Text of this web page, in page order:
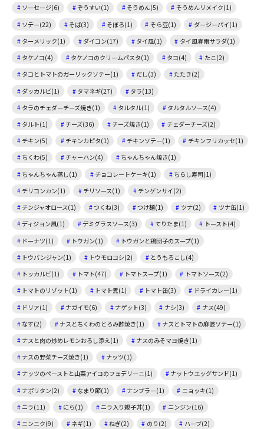
ソーセージ(6) ぞうすい(1) そうめん(5)
そうめんリメイク(1)
ソテー(22)
そば(3) そぼろ(1) そら豆(1)
ダージーパイ(1)
ターメリック(1)
ダイコン(17) タイ風(1)
タイ風春雨サラダ(1)
タケノコ(4)
タケノコのクリームパスタ(1) タコ(4)
たこ(2)
タコとトマトのガーリックソテー(1)
だし(3)
たたき(2)
ダッカルビ(1)
タマネギ(27)
タラ(13)
タラのチェダーチーズ焼き(1)
タルタル(1)
タルタルソース(4)
タルト(1)
チーズ(36) チーズ焼き(1)
チェダーチーズ(2)
チキン(5)
チキンカピタ(1) チキンソテー(1)
チキンフリカッセ(1)
ちくわ(5)
チャーハン(4)
ちゃんちゃん焼き(1)
ちゃんちゃん蒸し(1)
チョコレートケーキ(1)
ちらし寿司(1)
チリコンカン(1)
チリソース(1)
チンゲンサイ(2)
チンジャオロース(1)
つくね(3) つけ麺(1) ツナ(2)
ツナ缶(1)
ディジョン風(1)
デミグラスソース(3) てりたま(1)
トースト(4)
ドーナツ(1)
トウガン(1)
トウガンと鶏団子のスープ(1)
トウバンジャン(1)
トウモロコシ(2)
とうもろこし(4)
トッカルビ(1)
トマト(47) トマトスープ(1)
トマトソース(2)
トマトのリゾット(1)
トマト煮(1) トマト缶(3)
ドライカレー(1)
ドリア(1)
ナガイモ(6) ナゲット(3) ナシ(3)
ナス(49)
なす(2)
ナスとちくわのとろみ酢焼き(1)
ナスとトマトの麻婆ソテー(1)
ナスと肉の炒めレモンおろし添え(1)
ナスのみそマヨ焼き(1)
ナスの野菜チーズ焼き(1)
ナッツ(1)
ナッツのペーストと山菜アイコのフェデリーニ(1)
ナットウエッグサンド(1)
ナポリタン(2)
なまり節(1) ナンプラー(1)
ニョッキ(1)
ニラ(11)
にら(1) ニラ入り親子丼(1)
ニンジン(16)
ニンニク(9)
ネギ(1) ねぎ(2) のり(2)
ハーブ(2)